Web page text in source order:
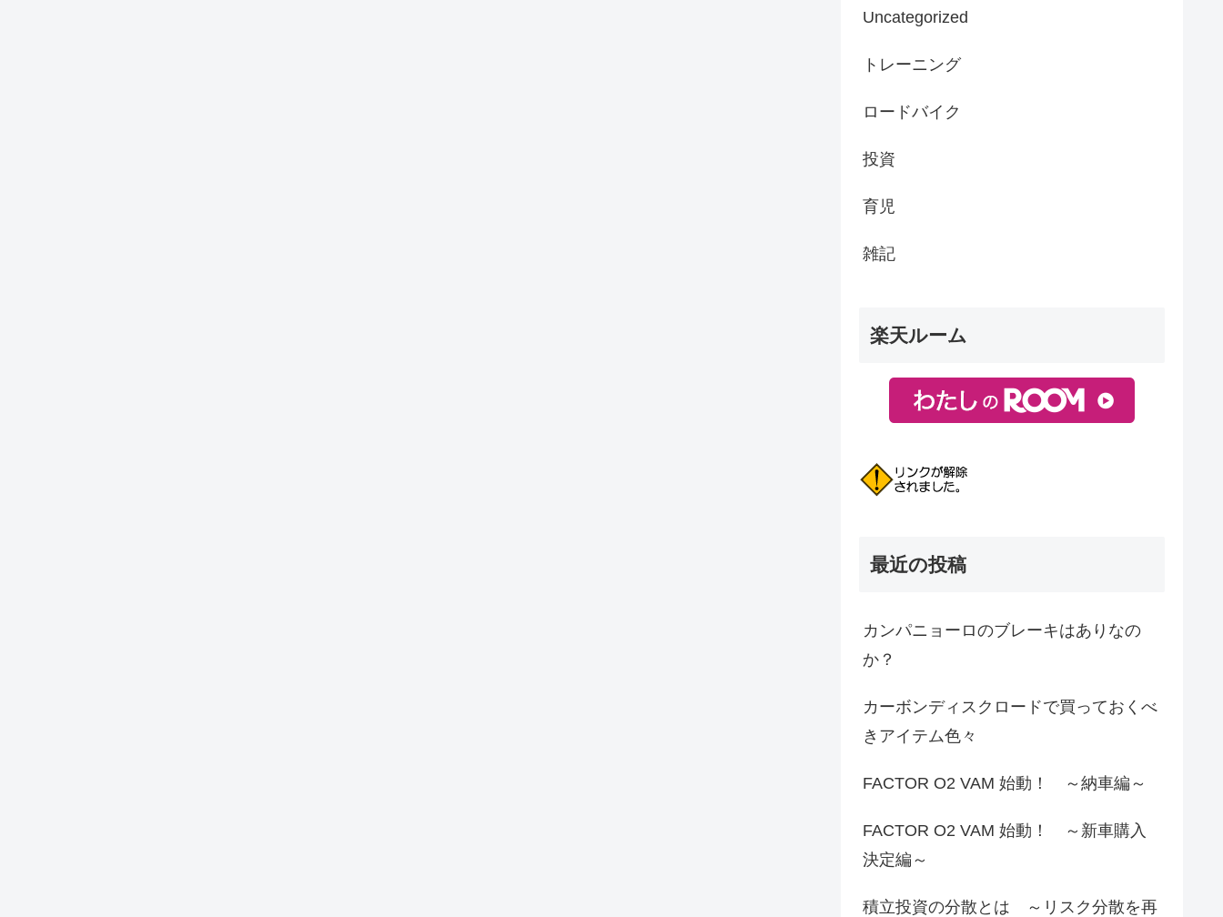
Uncategorized
トレーニング
ロードバイク
投資
育児
雑記
楽天ルーム
最近の投稿
カンパニョーロのブレーキはありなの
か？
カーボンディスクロードで買っておくべ
きアイテム色々
FACTOR O2 VAM 始動！ ～納車編～
FACTOR O2 VAM 始動！ ～新車購入
決定編～
積立投資の分散とは ～リスク分散を再